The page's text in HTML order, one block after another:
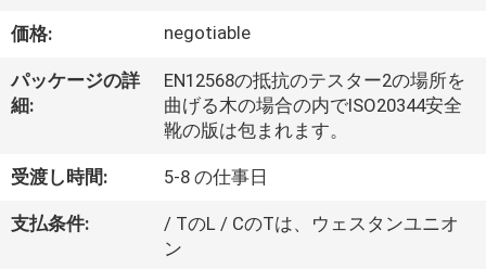
オ
達
に
価格: negotiable
パッケージの詳
細:
EN12568の抵抗のテスター2の場所を
曲げる木の場合の内でISO20344安全
靴の版は包まれます。
受渡し時間: 5-8 の仕事日
支払条件:
/ TのL / CのTは、ウェスタンユニオ
ン